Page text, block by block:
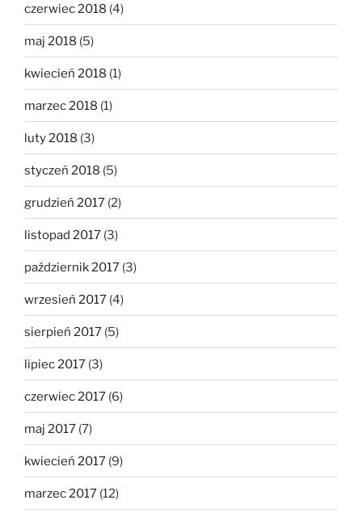
czerwiec 2018 (4)
maj 2018 (5)
kwiecień 2018 (1)
marzec 2018 (1)
luty 2018 (3)
styczeń 2018 (5)
grudzień 2017 (2)
listopad 2017 (3)
październik 2017 (3)
wrzesień 2017 (4)
sierpień 2017 (5)
lipiec 2017 (3)
czerwiec 2017 (6)
maj 2017 (7)
kwiecień 2017 (9)
marzec 2017 (12)